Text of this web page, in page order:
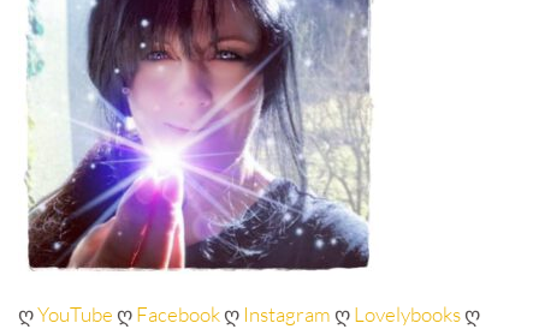
ღYouTubeღFacebookღ InstagramღLovelybooksღ